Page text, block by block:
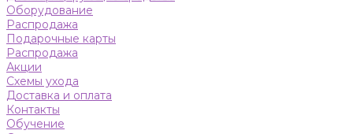
Оборудование
Распродажа
Подарочные карты
Распродажа
Акции
Схемы ухода
Доставка и оплата
Контакты
Обучение